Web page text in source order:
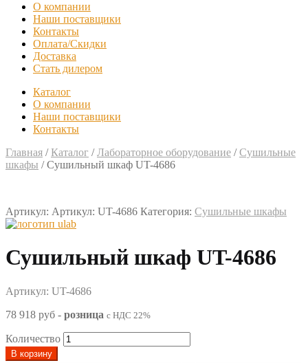
О компании
Наши поставщики
Контакты
Оплата/Скидки
Доставка
Стать дилером
Каталог
О компании
Наши поставщики
Контакты
Главная / Каталог /Лабораторное оборудование /Сушильные
шкафы /Сушильный шкаф UT-4686
Артикул: Артикул: UT-4686 Категория: Сушильные шкафы
Сушильный шкаф UT-4686
Артикул: UT-4686
78 918 руб - розница с НДС 22%
Количество
В корзину